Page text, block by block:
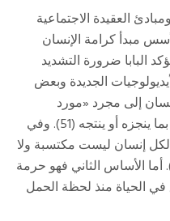
العقيدة الاجتماعية
مبدأ كرامة الإنسان
البابا ضرورة التشديد
الجديدة وبعض
إلى مجرد «مورد
يُستخدم ويُستغل»، أو تقيس قيمته بما ينجزه أو ينتجه (51). وفي
لكل إنسان ليست مكتسبة ولا
ولا تحتاج إلى إثبات» (53). أما الأساس الثاني فهو حرمة
الحياة منذ لحظة الحمل